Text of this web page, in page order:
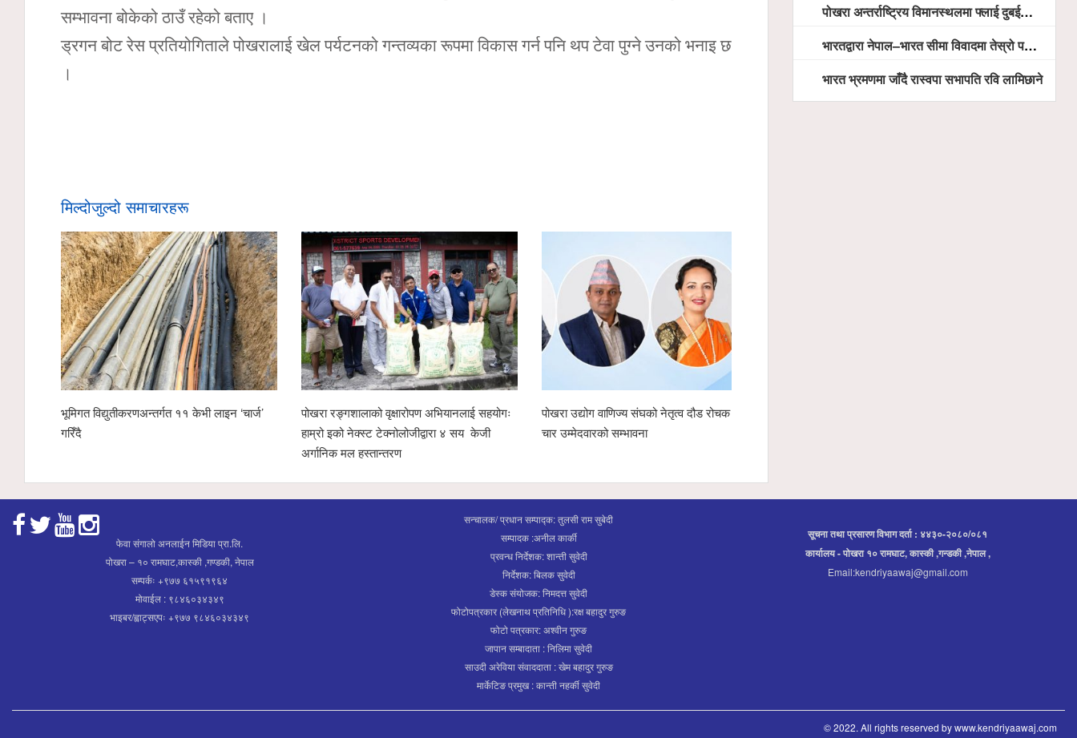
सम्भावना बोकेको ठाउँ रहेको बताए ।
ड्रगन बोट रेस प्रतियोगिताले पोखरालाई खेल पर्यटनको गन्तव्यका रूपमा विकास गर्न पनि थप टेवा पुग्ने उनको भनाइ छ
।
मिल्दोजुल्दो समाचारहरू
भूमिगत विद्युतीकरणअन्तर्गत ११ केभी लाइन ‘चार्ज’
गरिँदै
पोखरा रङ्गशालाको वृक्षारोपण अभियानलाई सहयोगः
हाम्रो इको नेक्स्ट टेक्नोलोजीद्वारा ४ सय केजी
अर्गानिक मल हस्तान्तरण
पोखरा उद्योग वाणिज्य संघको नेतृत्व दौड रोचक बन्दै,
चार उम्मेदवारको सम्भावना
पोखरा अन्तर्राष्ट्रिय विमानस्थलमा फ्लाई दुबईको बढ्दो चासो, ६ घण्टा लामो प्राविधिक निरीक्षणपछि दैनिक उडानको ढोका खुल्दै
भारतद्वारा नेपाल–भारत सीमा विवादमा तेस्रो पक्ष अस्वीकार
भारत भ्रमणमा जाँदै रास्वपा सभापति रवि लामिछाने
फेवा संगालो अनलाईन मिडिया प्रा.लि.
पोखरा – १० रामघाट,कास्की ,गण्डकी, नेपाल
सम्पर्कः +९७७ ६१५९१९६४
मोवाईल : ९८४६०३४३४९
भाइबर/ह्वाट्सएपः +९७७ ९८४६०३४३४९
सन्चालक/ प्रधान सम्पाद्क: तुलसी राम सुबेदी
सम्पादक :अनील कार्की
प्रवन्ध निर्देशक: शान्ती सुवेदी
निर्देशक: बिलक सुवेदी
डेस्क संयोजक: निमदत्त सुवेदी
फोटोपत्रकार (लेखनाथ प्रतिनिधि ):रक्ष बहादुर गुरुङ
फोटो पत्रकार: अश्वीन गुरुङ
जापान सम्बादाता : निलिमा सुवेदी
साउदी अरेविया संवाददाता : खेम बहादुर गुरुङ
मार्केटिङ प्रमुख : कान्ती नहर्की सुवेदी
सूचना तथा प्रसारण विभाग दर्ता : ४४३०-२०८०/०८१
कार्यालय - पोखरा १० रामघाट, कास्की ,गन्डकी ,नेपाल ,
Email:kendriyaawaj@gmail.com
© 2022. All rights reserved by www.kendriyaawaj.com